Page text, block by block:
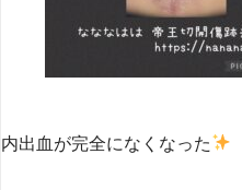
内出血が完全になくなった